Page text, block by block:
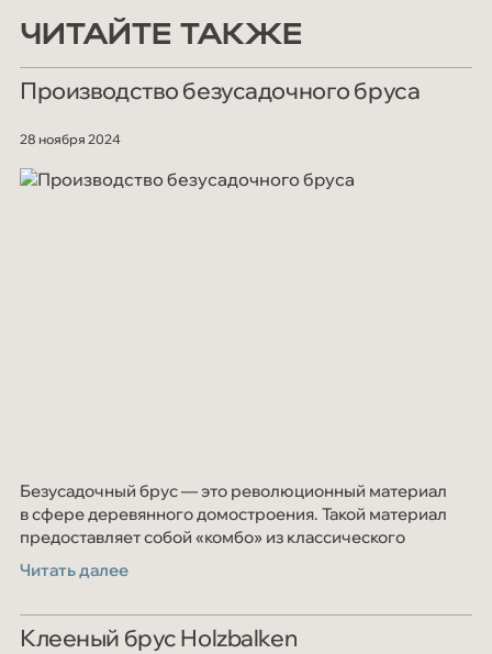
ЧИТАЙТЕ ТАКЖЕ
Производство безусадочного бруса
28 ноября 2024
Безусадочный брус — это революционный материал
в сфере деревянного домостроения. Такой материал
предоставляет собой «комбо» из классического
клеёного бруса и дополнительных ламелей
Читать далее
Клееный брус Holzbalken